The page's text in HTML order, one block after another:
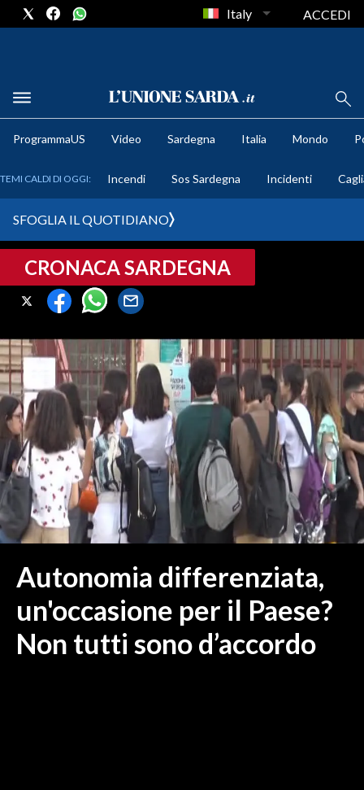
METEO
CRONACA SARDEGNA
CAGLIARI
SULCIS IGLESIENTE
MEDIO CAMPIDANO
ORISTANO E PROVINCIA
SASSARI E PROVINCIA
GALLURA
NUORO E PROVINCIA
OGLIASTRA
AGENDA
ITALIA
MONDO
POLITICA
Italy ACCEDI
ProgrammaUS Video Sardegna Italia Mondo
TEMI CALDI DI OGGI: Incendi Sos Sardegna Incidenti
SFOGLIA IL QUOTIDIANO
CRONACA SARDEGNA
Autonomia differenziata,
un'occasione per il Paese?
Non tutti sono d’accordo